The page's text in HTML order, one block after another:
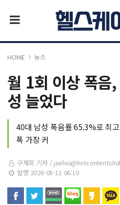
HOME 뉴스
월 1회 이상 폭음
성 늘었다
40대 남성 폭음률 65.3%로 최
폭 가장 커
구재회 기자 /
발행 2026-05-11 06:10